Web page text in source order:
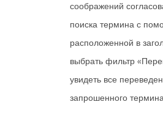
соображений
поиска термина с
расположенной в
выбрать фильтр
увидеть все
запрошенного